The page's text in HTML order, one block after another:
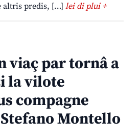
altris predis, […] lei di plui +
viaç par tornâ a
la vilote
compagne
Montello